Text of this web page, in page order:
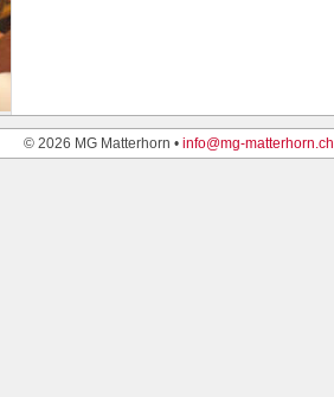
© 2026 MG Matterhorn • info@mg-matterhorn.ch